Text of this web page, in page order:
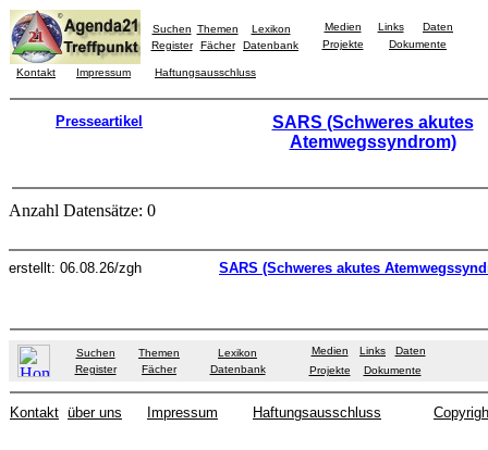
Suchen Themen
Lexikon
Register
Fächer Datenbank
Medien Links
Daten
Projekte
Dokumente
Kontakt Impressum Haftungsausschluss
Presseartikel
SARS (Schweres akutes
Atemwegssyndrom)
Anzahl Datensätze: 0
erstellt: 06.08.26/zgh SARS (Schweres akutes
Suchen Themen
Lexikon
Register
Fächer Datenbank
Medien Links
Daten
Projekte
Dokumente
Kontakt über uns Impressum Haftungsausschluss